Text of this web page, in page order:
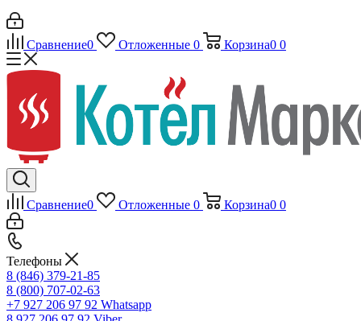
Сравнение0 Отложенные 0 Корзина0 0
Сравнение0 Отложенные 0 Корзина0 0
Телефоны
8 (846) 379-21-85
8 (800) 707-02-63
+7 927 206 97 92 Whatsapp